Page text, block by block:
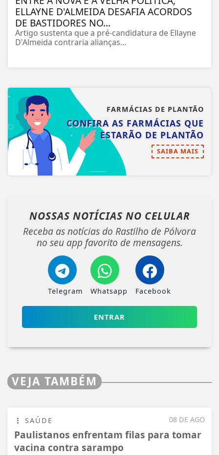
ELLAYNE D'ALMEIDA DESAFIA ACORDOS
DE BASTIDORES NO...
Artigo sustenta que a pré-candidatura de Ellayne
D'Almeida contraria alianças...
FARMÁCIAS DE PLANTÃO
CONFIRA AS FARMÁCIAS QUE
ESTARÃO DE PLANTÃO
SAIBA MAIS
NOSSAS NOTÍCIAS NO CELULAR
Receba as notícias do Rastilho de Pólvora
no seu app favorito de mensagens.
Telegram Whatsapp Facebook
ENTRAR
VEJA TAMBÉM
08 DE AGO
SAÚDE
Paulistanos enfrentam filas para tomar
vacina contra sarampo